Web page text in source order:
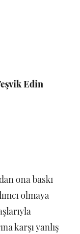
Edin
ona baskı
olmaya
karşı yanlış